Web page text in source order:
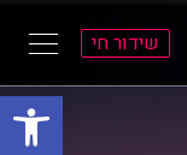
פתח
שידור חי